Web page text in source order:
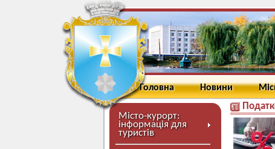
Головна Новини
Місто-курорт:
інформація для
туристів